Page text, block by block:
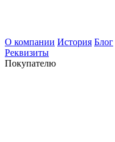
О компании История Блог
Реквизиты
Покупателю